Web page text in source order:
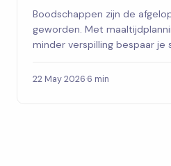
Boodschappen zijn de
geworden. Met
minder verspilling bespaar
22 May 2026·6 min